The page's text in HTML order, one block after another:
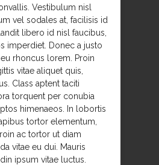
Vestibulum nisl
vel sodales at, facilisis id
libero id nisl faucibus,
imperdiet. Donec a justo
eu rhoncus lorem. Proin
vitae aliquet quis,
Class aptent taciti
torquent per conubia
himenaeos. In lobortis
tortor elementum,
ac tortor ut diam
vitae eu dui. Mauris
ipsum vitae luctus.